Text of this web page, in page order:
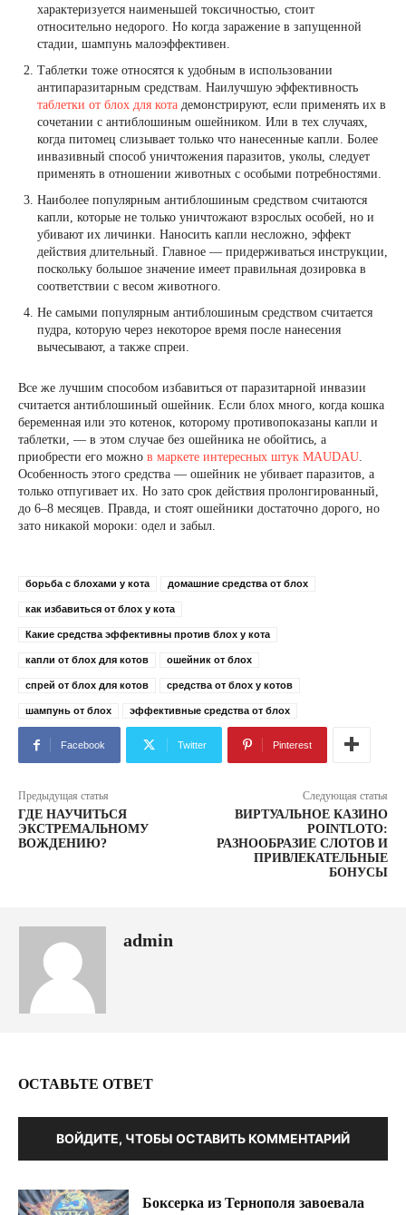
характеризуется наименьшей токсичностью, стоит
относительно недорого. Но когда заражение в запущенной
стадии, шампунь малоэффективен.
Таблетки тоже относятся к удобным в использовании
антипаразитарным средствам. Наилучшую эффективность
таблетки от блох для кота демонстрируют, если применять их в
сочетании с антиблошиным ошейником. Или в тех случаях,
когда питомец слизывает только что нанесенные капли. Более
инвазивный способ уничтожения паразитов, уколы, следует
применять в отношении животных с особыми потребностями.
Наиболее популярным антиблошиным средством считаются
капли, которые не только уничтожают взрослых особей, но и
убивают их личинки. Наносить капли несложно, эффект
действия длительный. Главное — придерживаться инструкции,
поскольку большое значение имеет правильная дозировка в
соответствии с весом животного.
Не самыми популярным антиблошиным средством считается
пудра, которую через некоторое время после нанесения
вычесывают, а также спреи.
Все же лучшим способом избавиться от паразитарной инвазии
считается антиблошиный ошейник. Если блох много, когда кошка
беременная или это котенок, которому противопоказаны капли и
таблетки, — в этом случае без ошейника не обойтись, а
приобрести его можно в маркете интересных штук MAUDAU.
Особенность этого средства — ошейник не убивает паразитов, а
только отпугивает их. Но зато срок действия пролонгированный,
до 6–8 месяцев. Правда, и стоят ошейники достаточно дорого, но
зато никакой мороки: одел и забыл.
борьба с блохами у кота домашние средства от блох
как избавиться от блох у кота
Какие средства эффективны против блох у кота
капли от блох для котов ошейник от блох
спрей от блох для котов средства от блох у котов
шампунь от блох эффективные средства от блох
Facebook Twitter Pinterest
Предыдущая статья
ГДЕ НАУЧИТЬСЯ
ЭКСТРЕМАЛЬНОМУ
ВОЖДЕНИЮ?
Следующая статья
ВИРТУАЛЬНОЕ КАЗИНО
POINTLOTO:
РАЗНООБРАЗИЕ СЛОТОВ И
ПРИВЛЕКАТЕЛЬНЫЕ
БОНУСЫ
admin
ОСТАВЬТЕ ОТВЕТ
ВОЙДИТЕ, ЧТОБЫ ОСТАВИТЬ КОММЕНТАРИЙ
Боксерка из Тернополя завоевала